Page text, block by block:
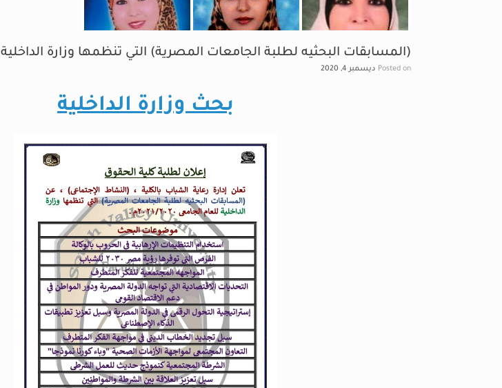
(المسابقات البحثيه لطلبة الجامعات المصرية) التي تنظمها وزارة الداخلية
Posted on ديسمبر 4, 2020
بحث وزارة الداخلية